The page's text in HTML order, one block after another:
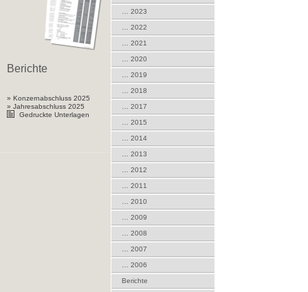
Berichte
» Konzernabschluss 2025
» Jahresabschluss 2025
Gedruckte Unterlagen
… 2023
… 2022
… 2021
… 2020
… 2019
… 2018
… 2017
… 2015
… 2014
… 2013
… 2012
… 2011
… 2010
… 2009
… 2008
… 2007
… 2006
Berichte